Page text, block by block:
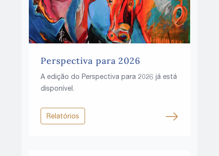
Perspectiva para 2026
A edição do Perspectiva para 2026 já está
disponível.
Relatórios